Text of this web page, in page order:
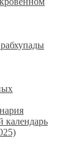
календарь